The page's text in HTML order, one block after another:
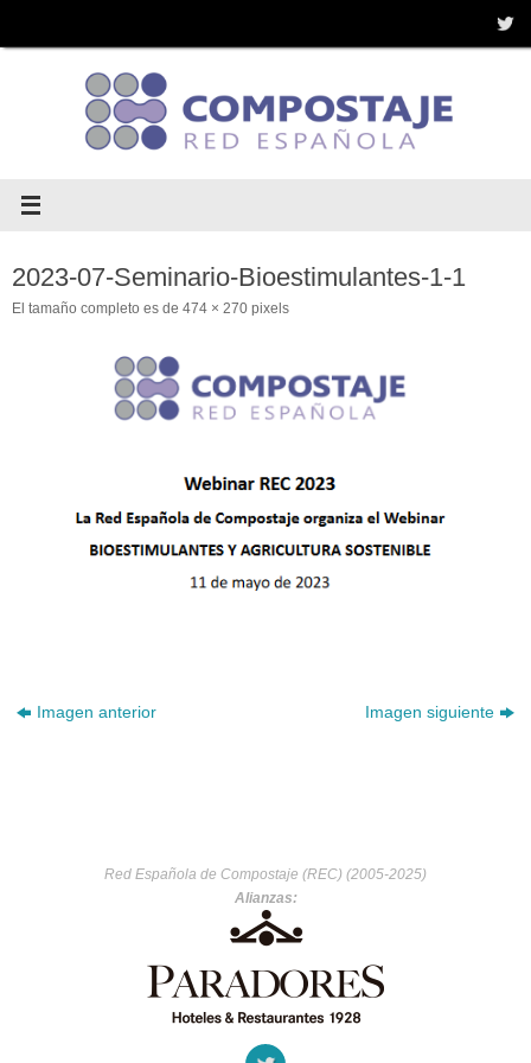
2023-07-Seminario-Bioestimulantes-1-1
El tamaño completo es de 474 × 270 pixels
Imagen anterior Imagen siguiente
Red Española de Compostaje (REC) (2005-2025)
Alianzas: